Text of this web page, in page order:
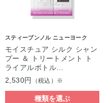
スティーブンノル ニューヨーク
モイスチュア シルク シャン
プー ＆ トリートメント ト
ライアルボトル…
2,530円
（税込）※
種類を選ぶ